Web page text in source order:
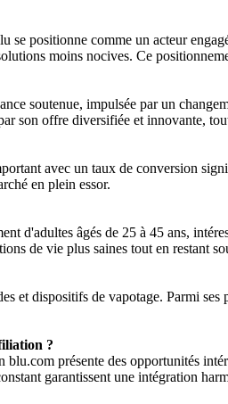
se positionne comme un acteur
moins nocives. Ce
soutenue, impulsée par un
son offre diversifiée et innovante,
avec un taux de conversion
en plein essor.
d'adultes âgés de 25 à 45 ans,
de vie plus saines tout en restant
et dispositifs de vapotage. Parmi
?
présente des opportunités
garantissent une intégration